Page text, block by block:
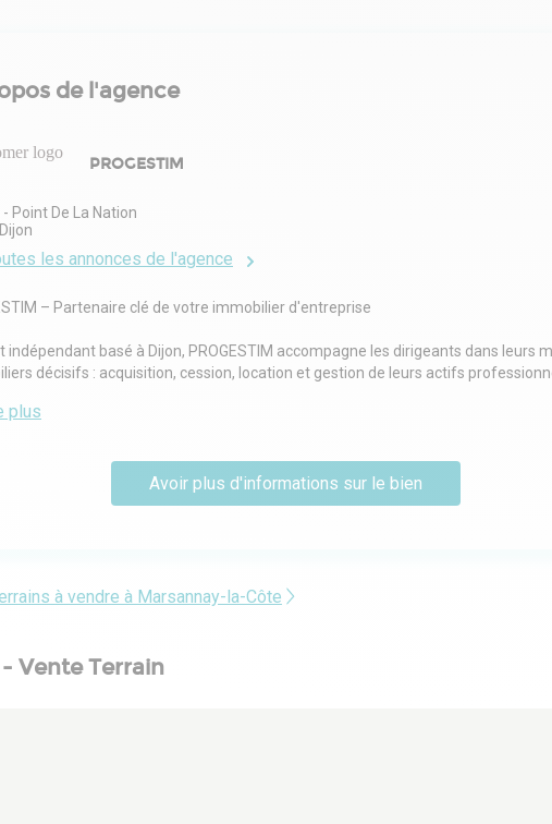
de l'agence
PROGESTIM
- Point De La Nation
Dijon
les annonces de l'agence
– Partenaire clé de votre immobilier d'entreprise
indépendant basé à Dijon, PROGESTIM accompagne les dirigeants dans leurs
décisifs : acquisition, cession, location et gestion de leurs actifs
les décisions et faire aboutir chaque dossier avec méthode.
réunit cinq collaborateurs aux expertises complémentaires : Florent (dirigeant
plus
Avoir plus d'informations sur le bien
à vendre à Marsannay-la-Côte
Vente Terrain